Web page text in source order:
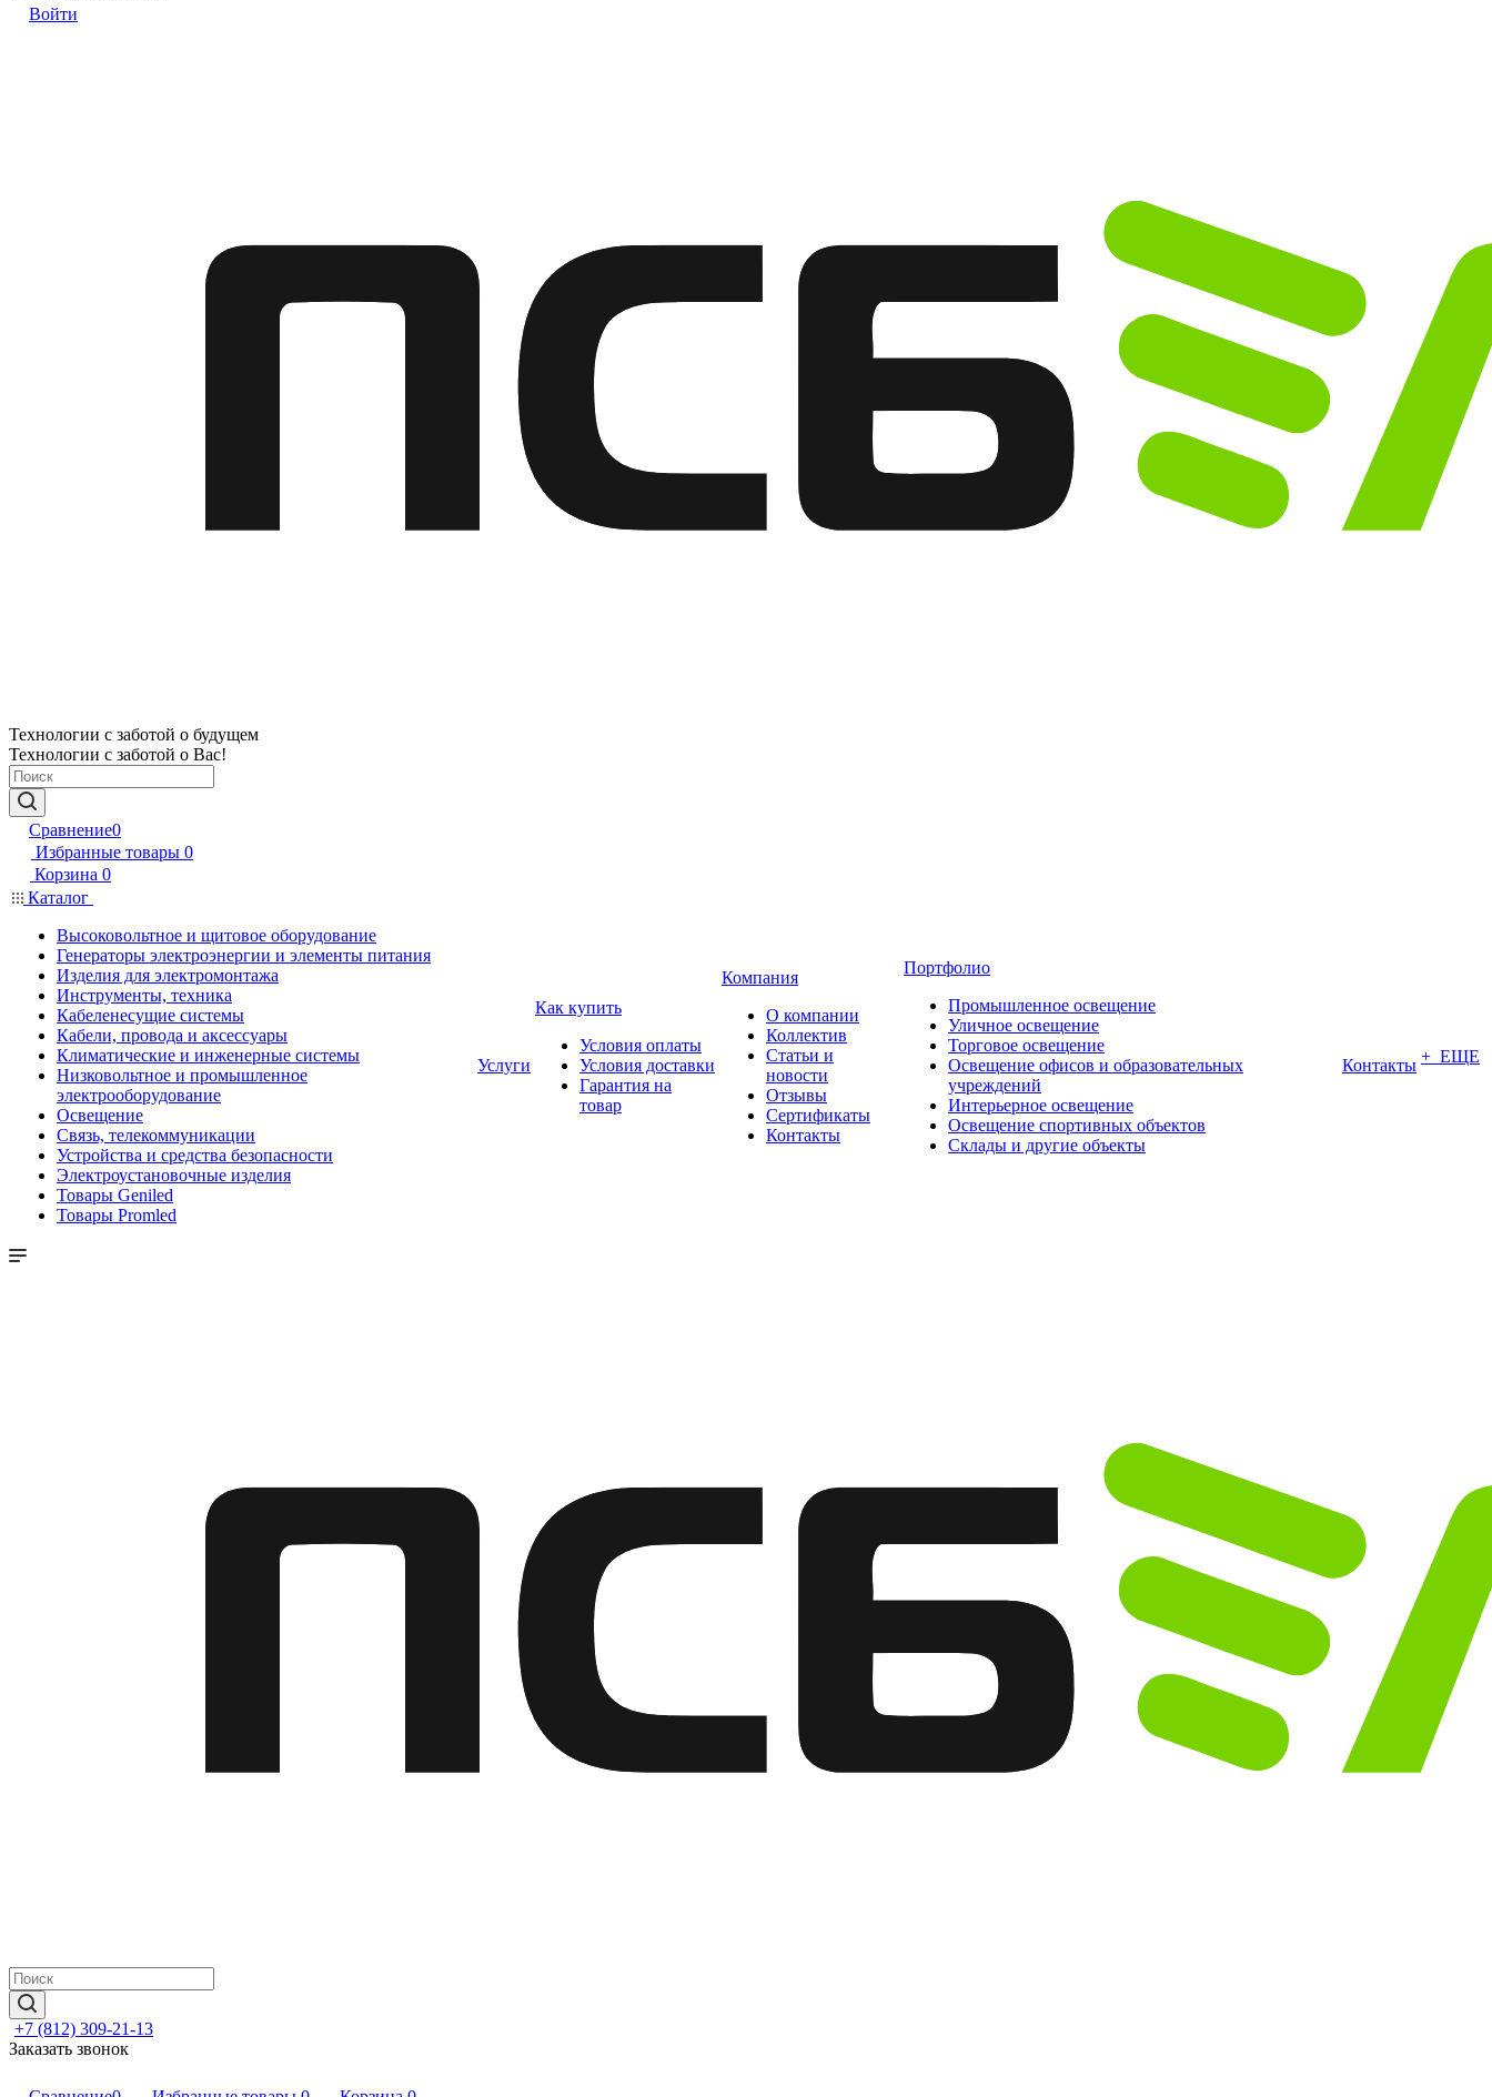
Войти
Технологии с заботой о будущем
Технологии с заботой о Вас!
Сравнение0
Избранные товары 0
Корзина 0
Каталог
Высоковольтное и щитовое оборудование
Генераторы электроэнергии и элементы питания
Изделия для электромонтажа
Инструменты, техника
Кабеленесущие системы
Кабели, провода и аксессуары
Климатические и инженерные системы
Низковольтное и промышленное
электрооборудование
Освещение
Связь, телекоммуникации
Устройства и средства безопасности
Электроустановочные изделия
Товары Geniled
Товары Promled
Услуги
Как купить
Условия оплаты
Условия доставки
Гарантия на
товар
Компания
О компании
Коллектив
Статьи и
новости
Отзывы
Сертификаты
Контакты
Портфолио
Промышленное освещение
Уличное освещение
Торговое освещение
Освещение офисов и образовательных
учреждений
Интерьерное освещение
Освещение спортивных объектов
Склады и другие объекты
Контакты + ЕЩЕ
+7 (812) 309-21-13
Заказать звонок